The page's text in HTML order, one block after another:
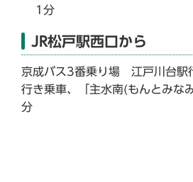
1分
JR松戸駅西口から
京成バス3番乗り場 江戸川台駅
行き乗車、「主水南(もんとみな
分